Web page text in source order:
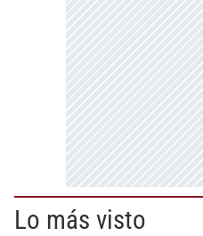
Lo más visto